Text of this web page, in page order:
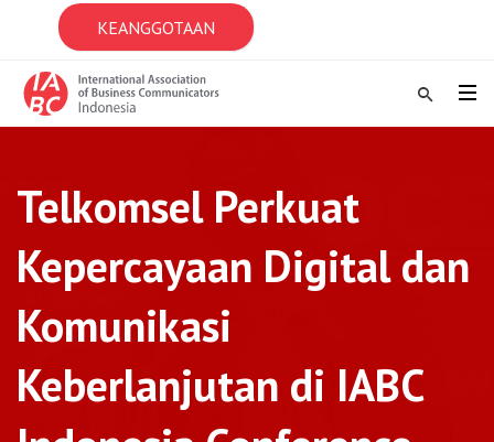
KEANGGOTAAN
Telkomsel Perkuat
Kepercayaan Digital dan
Komunikasi
Keberlanjutan di IABC